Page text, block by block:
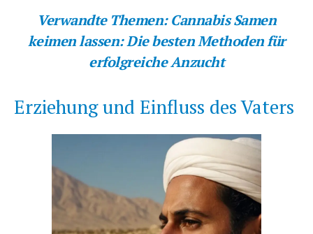
Verwandte Themen:Cannabis Samen
keimen lassen: Die besten Methoden für
erfolgreiche Anzucht
Erziehung und Einfluss des Vaters